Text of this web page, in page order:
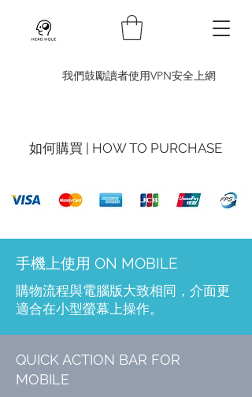
​我們鼓勵讀者使用VPN安全上網
如何購買 | HOW TO PURCHASE
手機上使用 ON MOBILE
購物流程與電腦版大致相同，介面更
適合在小型螢幕上操作。
QUICK ACTION BAR FOR
MOBILE